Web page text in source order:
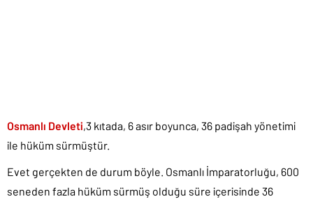
Osmanlı Devleti,3 kıtada, 6 asır boyunca, 36 padişah yönetimi
ile hüküm sürmüştür.
Evet gerçekten de durum böyle. Osmanlı İmparatorluğu, 600
seneden fazla hüküm sürmüş olduğu süre içerisinde 36